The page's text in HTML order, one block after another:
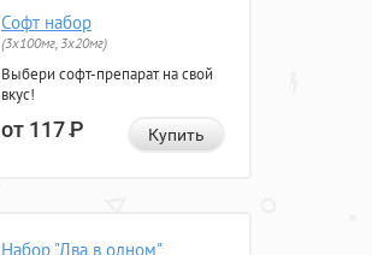
Софт набор
(3x100мг, 3x20мг)
Выбери софт-препарат на свой
вкус!
от 117Р Купить
Набор "Два в одном"